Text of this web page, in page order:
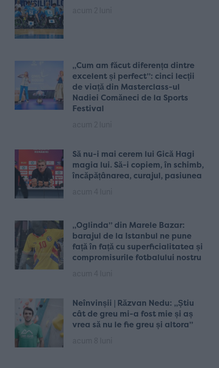
„Cum am făcut diferența dintre
excelent și perfect”: cinci lecții
de viață din Masterclass-ul
Nadiei Comăneci de la Sports
Festival
Să nu-i mai cerem lui Gică Hagi
magia lui. Să-i copiem, în schimb,
încăpățânarea, curajul, pasiunea
„Oglinda” din Marele Bazar:
barajul de la Istanbul ne pune
față în față cu superficialitatea și
compromisurile fotbalului nostru
Neînvinșii | Răzvan Nedu: „Știu
cât de greu mi-a fost mie și aș
vrea să nu le fie greu și altora”